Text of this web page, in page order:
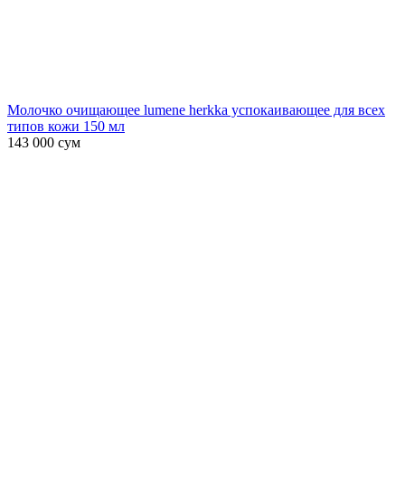
Молочко очищающее lumene herkka успокаивающее для всех
типов кожи 150 мл
143 000 сум